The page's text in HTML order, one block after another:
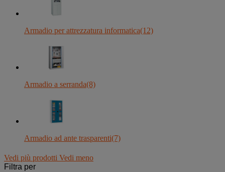
Armadio per attrezzatura informatica(12)
Armadio a serranda(8)
Armadio ad ante trasparenti(7)
Vedi più prodotti Vedi meno
Filtra per